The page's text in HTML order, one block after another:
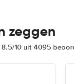
zeggen
10 uit 4095